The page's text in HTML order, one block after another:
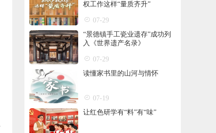
权工作这样“量质齐升”
07-29
“景德镇手工瓷业遗存”成功列
入《世界遗产名录》
07-29
读懂家书里的山河与情怀
07-19
让红色研学有“料”有“味”